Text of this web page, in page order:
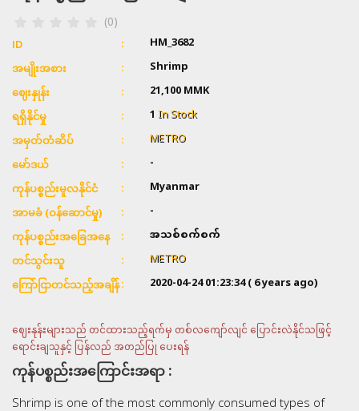
(0)
ID HM_3682
အမျိုးအစား Shrimp
ဈေးနှုန်း 21,100 MMK
ရရှိနိုင်မှု 1In Stock
အမှတ်တံဆိပ် METRO
မော်ဒယ် -
ကုန်ပစ္စည်းမူလနိုင်ငံ Myanmar
အာမခံ (ဝန်ဆောင်မှု) -
ကုန်ပစ္စည်းအခြေအနေ အသစ်စက်စက်
တင်သွင်းသူ METRO
ကြော်ငြာတင်သည့်အချိန် 2020-04-24 01:23:34( 6 years ago)
ဈေးနုန်းများသည် တင်ထားသည့်ရက်မှ တစ်လကျော်လျင် ပြောင်းလဲနိုင်သဖြင့်
ရောင်းချသူနှင့် ပြန်လည် အတည်ပြု ပေးရန်
ကုန်ပစ္စည်းအကြောင်းအရာ :
Shrimp is one of the most commonly consumed types of